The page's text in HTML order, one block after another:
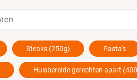
Steaks (250g) Pasta's
Huisbereide gerechten apart